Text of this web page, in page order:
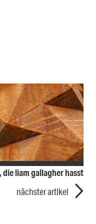
die liam gallagher hasst
nächster artikel